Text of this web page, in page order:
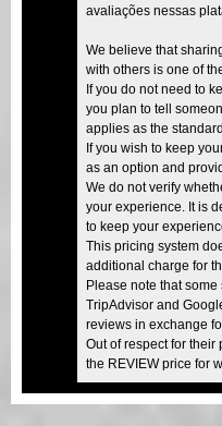
avaliações nessas
We believe that
with others is one of
If you do not need to
you plan to tell
applies as the
If you wish to keep
as an option and
We do not verify
your experience. It is
to keep your
This pricing system
additional charge for
Please note that
TripAdvisor and
reviews in exchange
Out of respect for
the REVIEW price for